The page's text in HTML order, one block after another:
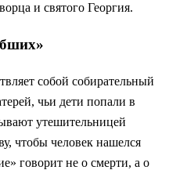
и святого Георгия.
собой собирательный
чьи дети попали в
утешительницей
чтобы человек нашелся
говорит не о смерти, а о